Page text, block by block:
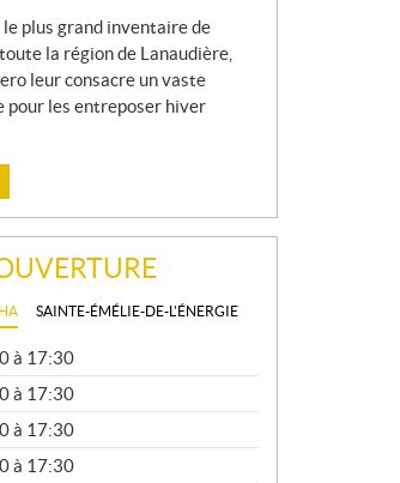
plus grand inventaire de
la région de Lanaudière,
leur consacre un vaste
pour les entreposer hiver
SAINTE-ÉMÉLIE-DE-L'ÉNERGIE
à 17:30
à 17:30
à 17:30
à 17:30